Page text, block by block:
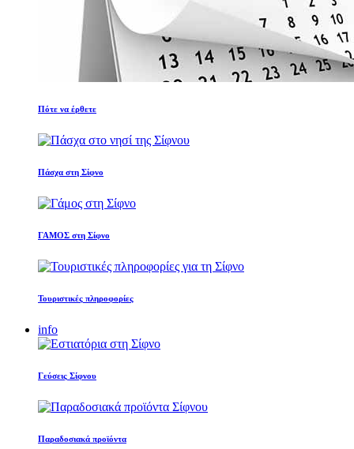
Πότε να έρθετε
Πάσχα στη Σίφνο
ΓΑΜΟΣ στη Σίφνο
Τουριστικές πληροφορίες
info
Γεύσεις Σίφνου
Παραδοσιακά προϊόντα